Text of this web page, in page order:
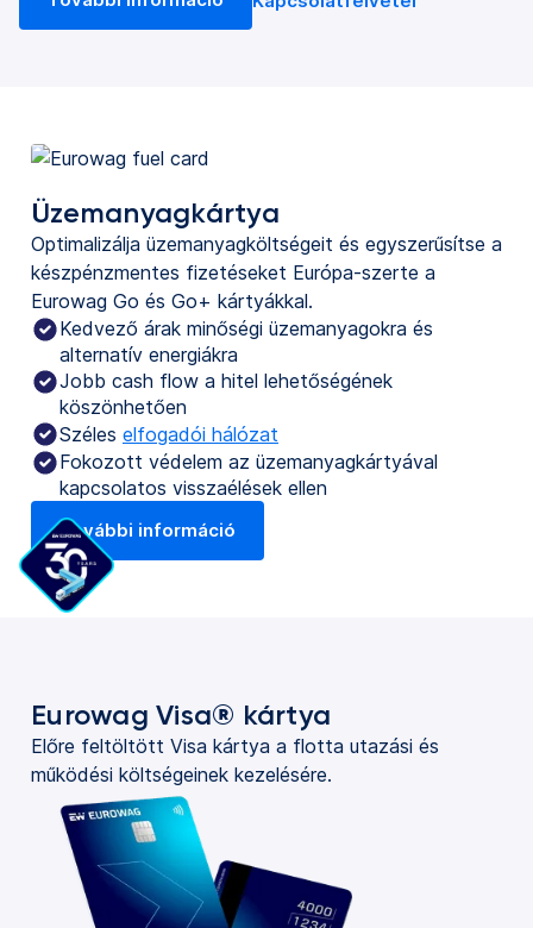
Üzemanyagkártya
Optimalizálja üzemanyagköltségeit és egyszerűsítse a
készpénzmentes fizetéseket Európa-szerte a
Eurowag Go és Go+ kártyákkal.
Kedvező árak minőségi üzemanyagokra és
alternatív energiákra
Jobb cash flow a hitel lehetőségének
köszönhetően
Széles elfogadói hálózat
Fokozott védelem az üzemanyagkártyával
kapcsolatos visszaélések ellen
További információ
Eurowag Visa® kártya
Előre feltöltött Visa kártya a flotta utazási és
működési költségeinek kezelésére.